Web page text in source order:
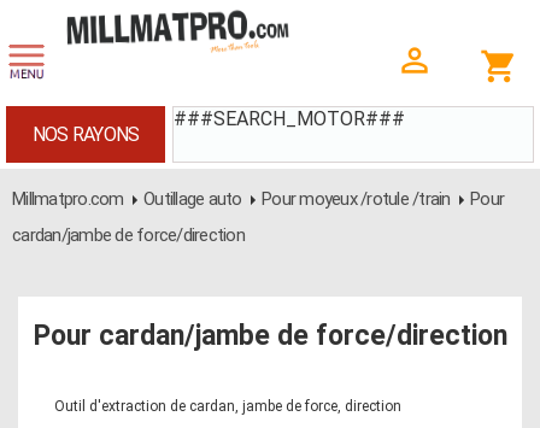
###SEARCH_MOTOR###
NOS RAYONS
Millmatpro.com Outillage auto Pour moyeux /rotule /train
Pour
cardan/jambe de force/direction
Pour cardan/jambe de force/direction
Outil d'extraction de cardan, jambe de force, direction